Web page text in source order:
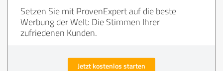
Setzen Sie mit ProvenExpert auf die beste
Werbung der Welt: Die Stimmen Ihrer
zufriedenen Kunden.
Jetzt kostenlos starten